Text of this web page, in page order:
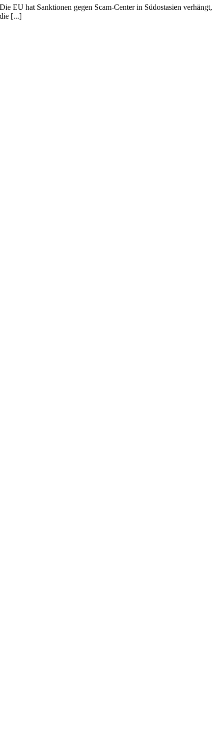
Die EU hat Sanktionen gegen Scam-Center in Südostasien verhängt,
die [...]